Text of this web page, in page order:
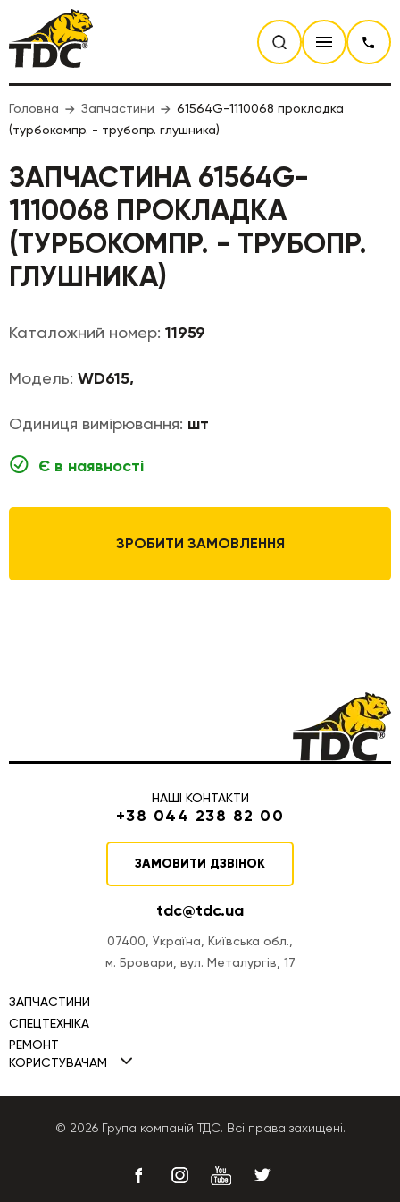
Головна Запчастини
61564G-1110068 прокладка
(турбокомпр. - трубопр. глушника)
ЗАПЧАСТИНА 61564G-
1110068 ПРОКЛАДКА
(ТУРБОКОМПР. - ТРУБОПР.
ГЛУШНИКА)
Каталожний номер: 11959
Модель: WD615,
Одиниця вимірювання: шт
Є в наявності
ЗРОБИТИ ЗАМОВЛЕННЯ
ЗАПЧАСТИНИ
СПЕЦТЕХНІКА
Міні навантажувачі TDC
Екскаватори-навантажувачі
РЕМОНТ
КОРИСТУВАЧАМ
Політика Cookies
Політика конфіденційності
НАШІ КОНТАКТИ
+38 044 238 82 00
ЗАМОВИТИ ДЗВІНОК
tdc@tdc.ua
07400, Україна, Київська обл.,
м. Бровари, вул. Металургів, 17
© 2026 Група компаній ТДС. Всі права захищені.